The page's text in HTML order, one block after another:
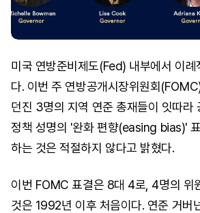
미국 연방준비제도(Fed) 내부에서 이례
다. 이번 주 연방공개시장위원회
던진 3명의 지역 연준 총재들이 잇따라
정책 성명의 '완화 편향(easing bias)'
하는 것은 적절하지 않다고 밝혔다.
이번 FOMC 표결은 8대 4로, 4명의 위
것은 1992년 이후 처음이다. 연준 거버